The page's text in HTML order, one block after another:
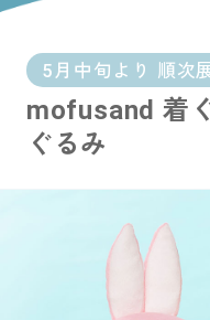
会社概要
採用情報
お問い合わせ
PRIZE 公
5月中旬より 順次
mofusand 着
ぐるみ